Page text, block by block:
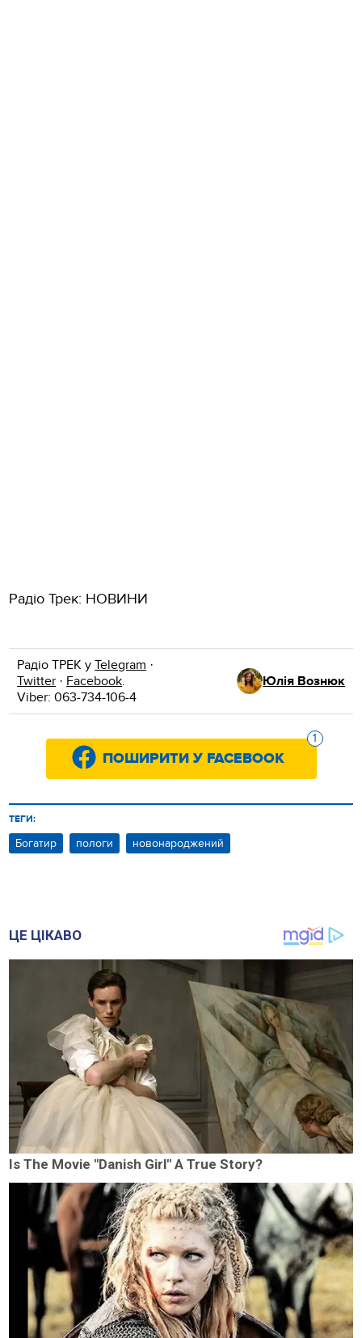
Радіо Трек: НОВИНИ
Радіо ТРЕК уTelegram ·
Twitter · Facebook.
Viber: 063-734-106-4
Юлія Вознюк
1
ПОШИРИТИ У FACEBOOK
ТЕГИ:
Богатир пологи новонароджений
ЦЕ ЦІКАВО
Is The Movie "Danish Girl" A True Story?